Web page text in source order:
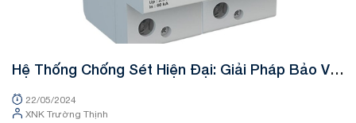
Hệ Thống Chống Sét Hiện Đại: Giải Pháp Bảo Vệ
22/05/2024
XNK Trường Thịnh